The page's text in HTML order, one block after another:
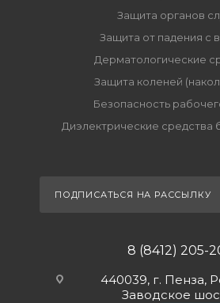
Защита органов
Защита от падения с
Дерматологические
Защита коленей
Безопасность
Диэлектрические средства
ПОДПИСАТЬСЯ НА РАССЫЛКУ
8 (8412) 205-
440039, г. Пенза,
Заводское